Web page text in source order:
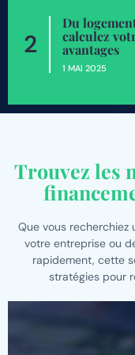
2
Du
calculez
avantages
1 MAI 2025
Trouvez les
Que vous recherchiez
votre entreprise ou
rapidement, cette
stratégies pour